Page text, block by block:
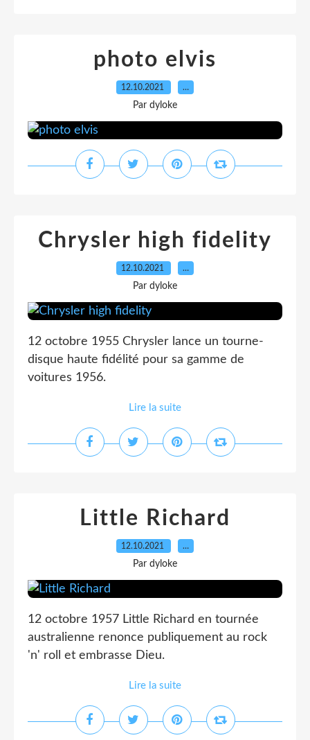
photo elvis
12.10.2021 …
Par dyloke
Chrysler high fidelity
12.10.2021 …
Par dyloke
12 octobre 1955 Chrysler lance un tourne-
disque haute fidélité pour sa gamme de
voitures 1956.
Lire la suite
Little Richard
12.10.2021 …
Par dyloke
12 octobre 1957 Little Richard en tournée
australienne renonce publiquement au rock
'n' roll et embrasse Dieu.
Lire la suite